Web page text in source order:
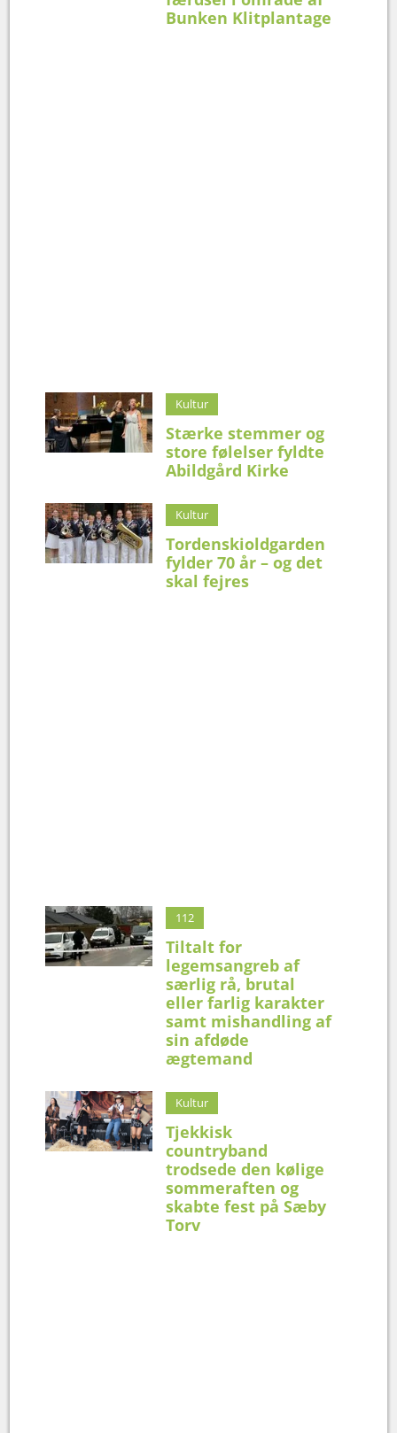
Bunken Klitplantage
Kultur
Stærke stemmer og
store følelser fyldte
Abildgård Kirke
Kultur
Tordenskioldgarden
fylder 70 år – og det
skal fejres
112
Tiltalt for
legemsangreb af
særlig rå, brutal
eller farlig karakter
samt mishandling af
sin afdøde
ægtemand
Kultur
Tjekkisk
countryband
trodsede den kølige
sommeraften og
skabte fest på Sæby
Torv